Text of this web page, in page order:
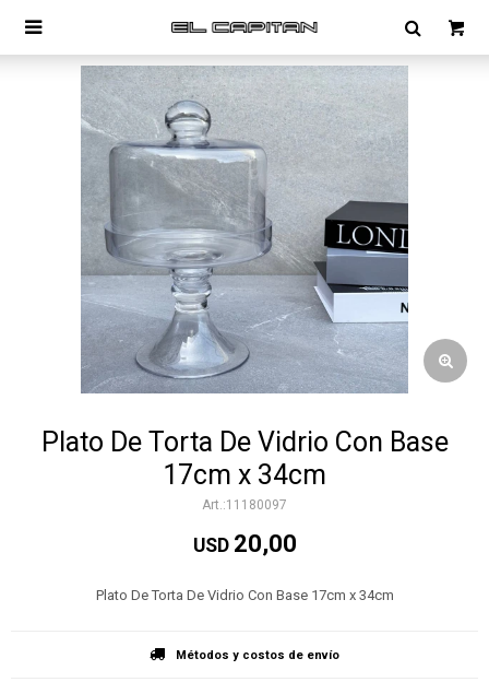

Plato De Torta De Vidrio Con Base
17cm x 34cm
11180097
USD 20,00
Plato De Torta De Vidrio Con Base 17cm x 34cm
Métodos y costos de envío